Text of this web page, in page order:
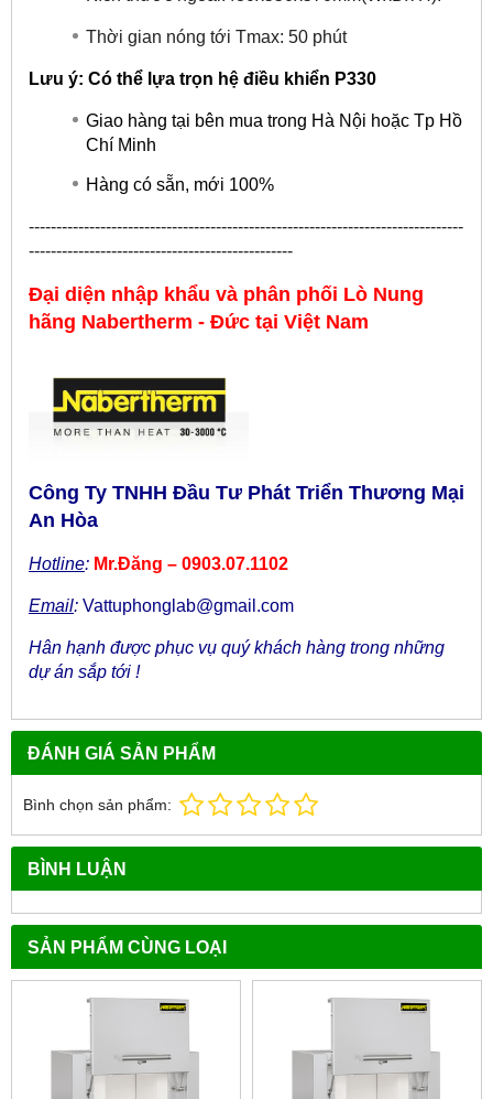
Thời gian nóng tới Tmax: 50 phút
Lưu ý: Có thể lựa trọn hệ điều khiển P330
Giao hàng tại bên mua trong Hà Nội hoặc Tp Hồ
Chí Minh
Hàng có sẵn, mới 100%
-------------------------------------------------------------------------------
------------------------------------------------
Đại diện nhập khẩu và phân phối Lò Nung
hãng Nabertherm - Đức tại Việt Nam
Công Ty TNHH Đầu Tư Phát Triển Thương Mại
An Hòa
Hotline: Mr.Đăng – 0903.07.1102
Email: Vattuphonglab@gmail.com
Hân hạnh được phục vụ quý khách hàng trong những
dự án sắp tới !
ĐÁNH GIÁ SẢN PHẨM
Bình chọn sản phẩm:
BÌNH LUẬN
SẢN PHẨM CÙNG LOẠI